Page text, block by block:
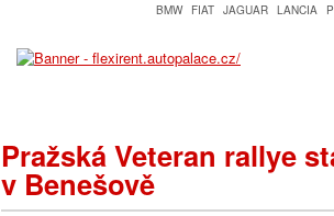
BMW FIAT JAGUAR LANCIA
Pražská Veteran rallye
v Benešově